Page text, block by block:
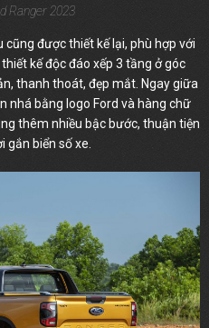
Ranger 2023
được thiết kế lại, phù hợp với
kế độc đáo xếp 3 tầng ở góc
thanh thoát, đẹp mắt. Ngay giữa
nhá bằng logo Ford và hàng chữ
thêm nhiều bậc bước, thuận tiện
gắn biển số xe.